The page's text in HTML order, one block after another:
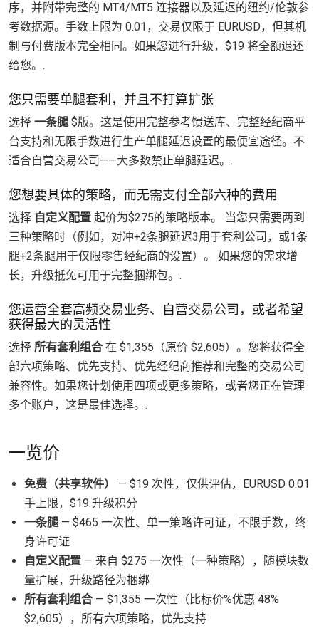
序，并附带完整的 MT4/MT5 连接器以及延迟的纽约/伦敦参
考数据源。手数上限为 0.01，交易仅限于 EURUSD，但其机
制与付费版本完全相同。如果您进行升级，$19 将全额退还
给您。.
您只需要单腿套利，并且不打算扩张
选择 一条腿$版。这是使用完整参考馈送库、完整经纪商平
台支持和无限手数进行生产单腿延迟设置的最便宜途径。不
适合自营交易公司——大多数禁止单腿延迟。.
您想要具体的策略，而无需支付全部六种的费用
选择 自定义配置 起价为$275的策略版本。 当您只需要两到
三种策略时（例如，对冲+2条腿延迟3用于套利公司，或1条
腿+2条腿用于仅限零售经纪商的设置）。 如果您的需求增
长，升级抵免可用于完整捆绑包。.
您运营全套高频交易业务、自营交易公司，或者希望
获得最大的灵活性
选择 所有套利组合 在 $1,355（原价 $2,605）。您将获得全
部六项策略、优先支持、优先经纪商推荐和完整的交易公司
兼容性。如果您计划使用四项或更多策略，或者您正在管理
多个账户，这是最佳选择。.
一览价
免费（共享软件）
— $19 次性，仅供评估，EURUSD 0.01
手上限，$19 升级积分
一条腿— $465 一次性、单一策略许可证，不限手数，终
身许可证
自定义配置 — 来自 $275 一次性（一种策略），随模块数
量扩展，升级路径为捆绑
所有套利组合 — $1,355 一次性（比标价%优惠 48%
$2,605），所有六项策略，优先支持